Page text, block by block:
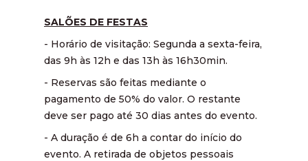
SALÕES DE FESTAS
- Horário de visitação: Segunda a sexta-feira,
das 9h às 12h e das 13h às 16h30min.
- Reservas são feitas mediante o
pagamento de 50% do valor. O restante
deve ser pago até 30 dias antes do evento.
- A duração é de 6h a contar do início do
evento. A retirada de objetos pessoais